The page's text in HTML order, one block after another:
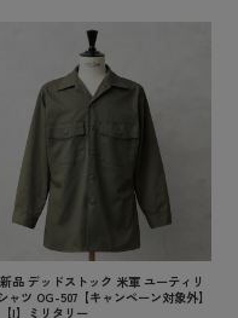
品 デッドストック 米軍 ユーティリ
ャツ OG-507【キャンペーン対象外】
I】ミリタリー